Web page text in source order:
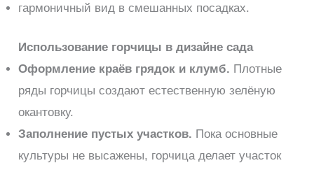
гармоничный вид в смешанных посадках.
Использование горчицы в дизайне сада
Оформление краёв грядок и клумб. Плотные
ряды горчицы создают естественную зелёную
окантовку.
Заполнение пустых участков. Пока основные
культуры не высажены, горчица делает участок